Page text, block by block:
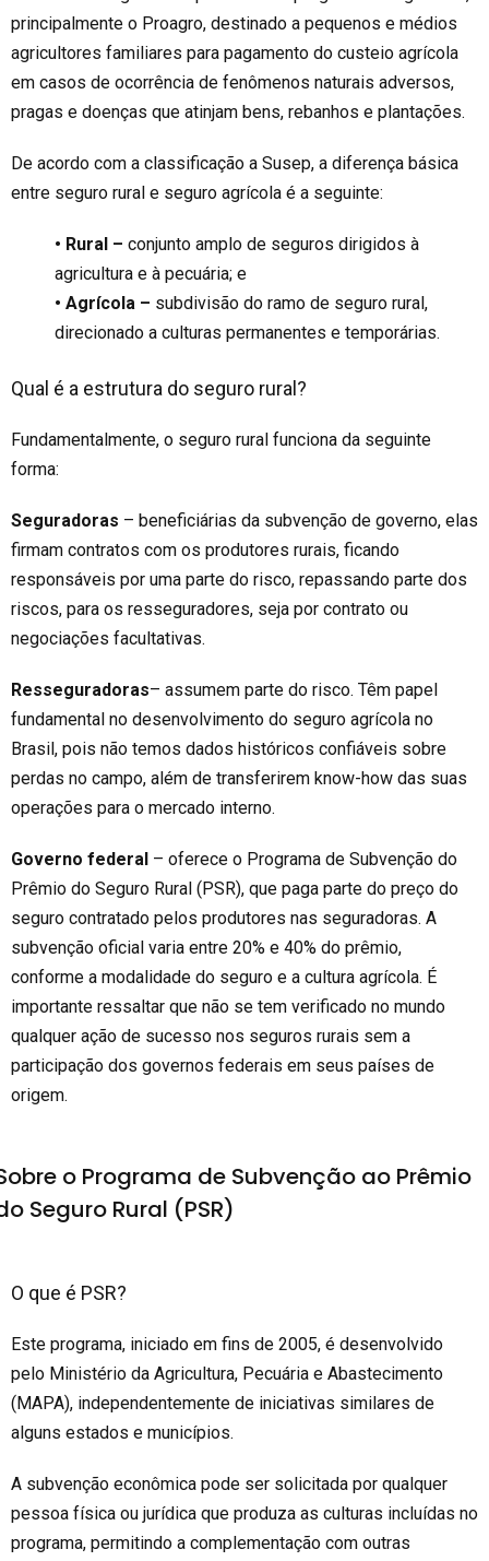
principalmente o Proagro, destinado a pequenos e médios
agricultores familiares para pagamento do custeio agrícola
em casos de ocorrência de fenômenos naturais adversos,
pragas e doenças que atinjam bens, rebanhos e plantações.
De acordo com a classificação a Susep, a diferença básica
entre seguro rural e seguro agrícola é a seguinte:
• Rural – conjunto amplo de seguros dirigidos à
agricultura e à pecuária; e
• Agrícola – subdivisão do ramo de seguro rural,
direcionado a culturas permanentes e temporárias.
Qual é a estrutura do seguro rural?
Fundamentalmente, o seguro rural funciona da seguinte
forma:
Seguradoras – beneficiárias da subvenção de governo, elas
firmam contratos com os produtores rurais, ficando
responsáveis por uma parte do risco, repassando parte dos
riscos, para os resseguradores, seja por contrato ou
negociações facultativas.
Resseguradoras– assumem parte do risco. Têm papel
fundamental no desenvolvimento do seguro agrícola no
Brasil, pois não temos dados históricos confiáveis sobre
perdas no campo, além de transferirem know-how das suas
operações para o mercado interno.
Governo federal – oferece o Programa de Subvenção do
Prêmio do Seguro Rural (PSR), que paga parte do preço do
seguro contratado pelos produtores nas seguradoras. A
subvenção oficial varia entre 20% e 40% do prêmio,
conforme a modalidade do seguro e a cultura agrícola. É
importante ressaltar que não se tem verificado no mundo
qualquer ação de sucesso nos seguros rurais sem a
participação dos governos federais em seus países de
origem.
o Programa de Subvenção ao Prêmio
Seguro Rural (PSR)
O que é PSR?
Este programa, iniciado em fins de 2005, é desenvolvido
pelo Ministério da Agricultura, Pecuária e Abastecimento
(MAPA), independentemente de iniciativas similares de
alguns estados e municípios.
A subvenção econômica pode ser solicitada por qualquer
pessoa física ou jurídica que produza as culturas incluídas no
programa, permitindo a complementação com outras